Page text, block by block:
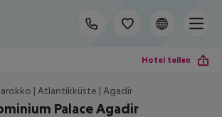
Hotel teilen
| Atlantikküste | Agadir
Palace Agadir